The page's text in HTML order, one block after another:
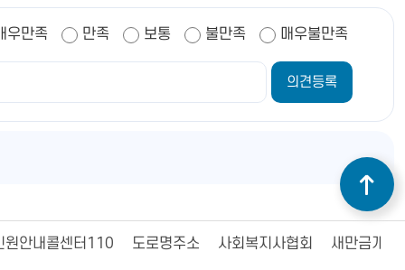
우만족 만족 보통 불만족 매우불만족
원안내콜센터110 도로명주소 사회복지사협회 새만금개발